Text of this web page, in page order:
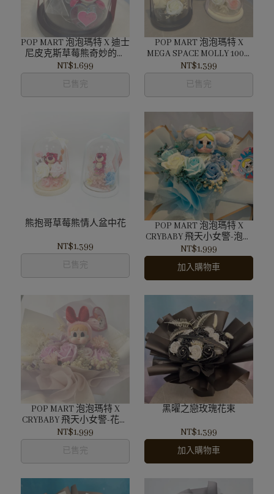
POP MART 泡泡瑪特 X 迪士
尼皮克斯草莓熊奇妙的約
會系列-一片心意 玻璃有錢
花罐
NT$1,699
已售完
POP MART 泡泡瑪特 X
MEGA SPACE MOLLY 100%
周年系列 玻璃花罐
NT$1,399
已售完
熊抱哥草莓熊情人盆中花
NT$1,399
已售完
POP MART 泡泡瑪特 X
CRYBABY 飛天小女警-泡泡
兔 玫瑰花花束
NT$1,999
加入購物車
POP MART 泡泡瑪特 X
CRYBABY 飛天小女警-花花
玫瑰花花束
NT$1,999
已售完
黑曜之戀玫瑰花束
NT$1,399
加入購物車